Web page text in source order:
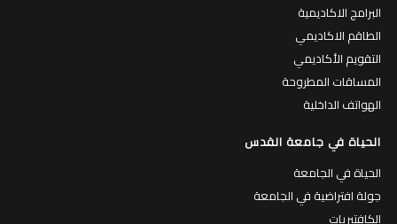
البرامج الاكاديمية
الطاقم الاكاديمي
التقويم الأكاديمي
المساقات المطروحة
الهواتف الداخلية
الحياة في جامعة القدس
الحياة في الجامعة
جولة افتراضية في الجامعة
الكافتيريات